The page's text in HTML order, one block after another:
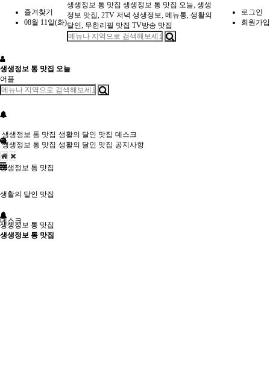
즐겨찾기
08월 11일(화)
로그인
회원가입
생생정보 통 맛집 생생정보 통 맛집 오늘, 생생
정보 맛집, 2TV 저녁 생생정보, 메뉴통, 생활의
달인, 무한리필 맛집 TV방송 맛집
생생정보 통 맛집 오늘
어플
생생정보 통 맛집
생활의 달인 맛집
데스크
생생정보 통 맛집
생생정보 통 맛집
생활의 달인 맛집
생활의 달인 맛집
데스크
공지사항
생생정보 통 맛집
생생정보 통 맛집